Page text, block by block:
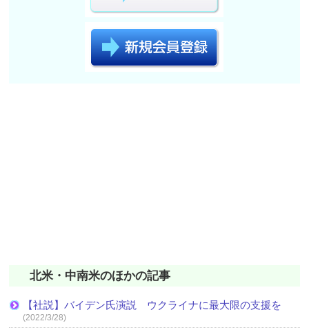
北米・中南米のほかの記事
【社説】バイデン氏演説 ウクライナに最大限の支援を
(2022/3/28)